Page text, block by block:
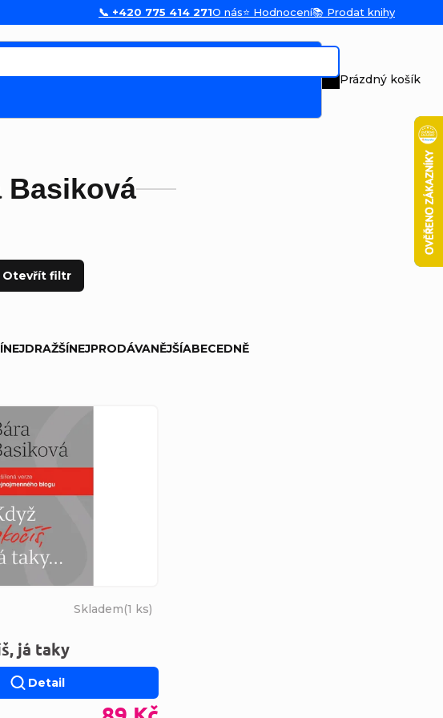
📞 +420 775 414 271O nás⭐ Hodnocení📚 Prodat knihy
Nákupní
Prázdný košík
Basiková
Otevřít filtr
NEJDRAŽŠÍNEJPRODÁVANĚJŠÍABECEDNĚ
já taky
Skladem(1 ks)
Detail